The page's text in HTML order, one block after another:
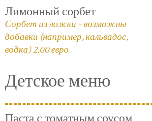
Лимонный сорбет
Сорбет из ложки - возможны
добавки (например, кальвадос,
водка) 2,00 евро
Детское меню